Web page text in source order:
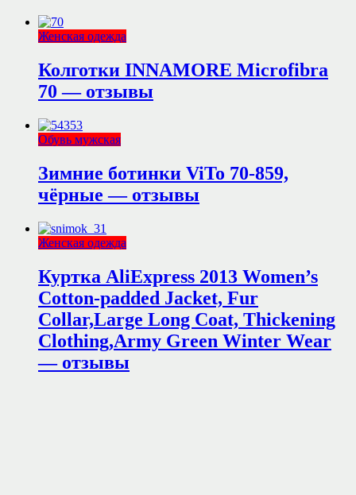
Женская одежда
Колготки INNAMORE Microfibra
70 — отзывы
Обувь мужская
Зимние ботинки ViTo 70-859,
чёрные — отзывы
Женская одежда
Куртка AliExpress 2013 Women’s
Cotton-padded Jacket, Fur
Collar,Large Long Coat, Thickening
Clothing,Army Green Winter Wear
— отзывы